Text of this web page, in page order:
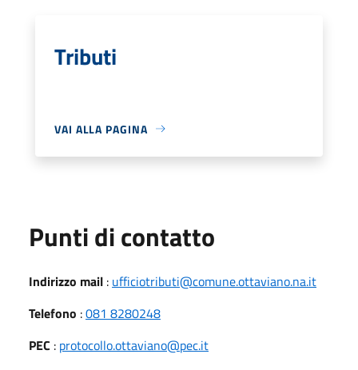
Tributi
VAI ALLA PAGINA
Punti di contatto
Indirizzo mail : ufficiotributi@comune.ottaviano.na.it
Telefono :081 8280248
PEC : protocollo.ottaviano@pec.it